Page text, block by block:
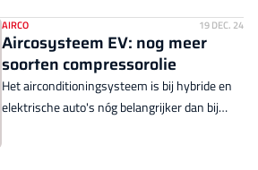
bulletins, montage-instructies en
uitlegvideo's om je werk makkelijker te
maken. Zo word je in een mum van tijd een
expert op het gebied van aircosystemen.
AIRCO 19 DEC. 24
Aircosysteem EV: nog meer
soorten compressorolie
Het airconditioningsysteem is bij hybride en
elektrische auto's nóg belangrijker dan bij
compressorolie is de andere niet.